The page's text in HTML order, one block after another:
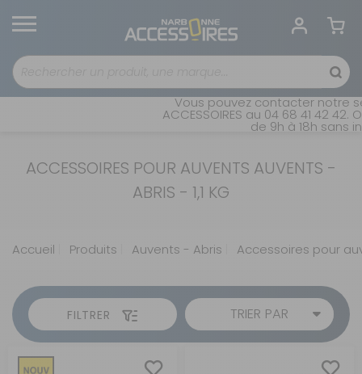
Vous pouvez contacter notre
ACCESSOIRES au 04 68 41 42
de 9h à 18h sans
ACCESSOIRES POUR AUVENTS AUVENTS -
ABRIS - 1,1 KG
Accueil Produits Auvents - Abris Accessoires pour
FILTRER TRIER PAR